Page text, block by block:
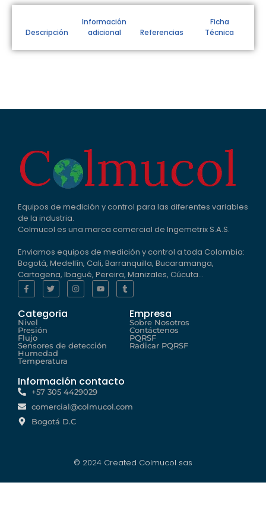
Descripción
Información
adicional
Referencias
Ficha
Técnica
Equipos de medición y control para las diferentes variables
de la industria.
Colmucol es una marca comercial de Ingemetrix S.A.S.
Enviamos equipos de medición y control a toda Colombia:
Bogotá, Medellín, Cali, Barranquilla, Bucaramanga,
Cartagena, Ibagué, Pereira, Manizales, Cúcuta…
Categoria
Nivel
Presión
Flujo
Sensores de detección
Humedad
Temperatura
Empresa
Sobre Nosotros
Contáctenos
PQRSF
Radicar PQRSF
Información contacto
+57 305 4429029
comercial@colmucol.com
Bogotá D.C
© 2024 Created Colmucol sas